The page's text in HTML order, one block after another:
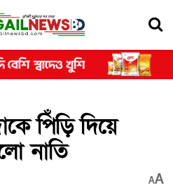
পিঁড়ি দিয়ে
নাতি
AA